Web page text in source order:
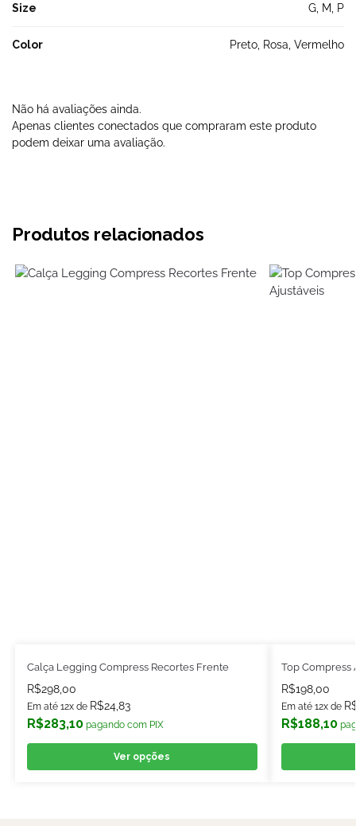
Size G, M, P
Color Preto, Rosa, Vermelho
Não há avaliações ainda.
Apenas clientes conectados que compraram este produto
podem deixar uma avaliação.
Produtos relacionados
Calça Legging Compress Recortes Frente
R$298,00
Em até 12x de R$24,83
R$283,10 pagando com PIX
Ver opções
Top Compress
R$198,00
Em até 12x de
R$188,10